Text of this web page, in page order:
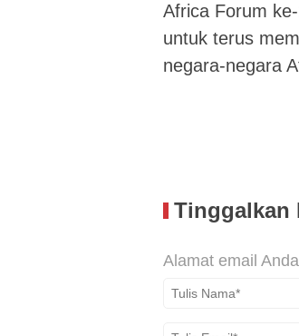
Africa Forum
untuk terus
negara-negara
Tinggalkan
Alamat email